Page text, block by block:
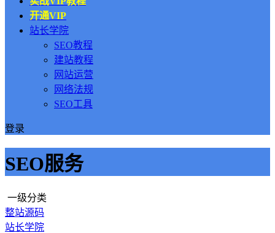
开通VIP
站长学院
SEO教程
建站教程
网站运营
网络法规
SEO工具
登录
SEO服务
一级分类
整站源码
站长学院